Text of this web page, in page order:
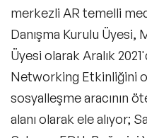
merkezli AR temelli
Danışma Kurulu Üyesi,
Üyesi olarak Aralık
Networking Etkinliğini
sosyalleşme aracının
alanı olarak ele alıyor;
Liderlik
Yapay Zeka
Pazarlama &